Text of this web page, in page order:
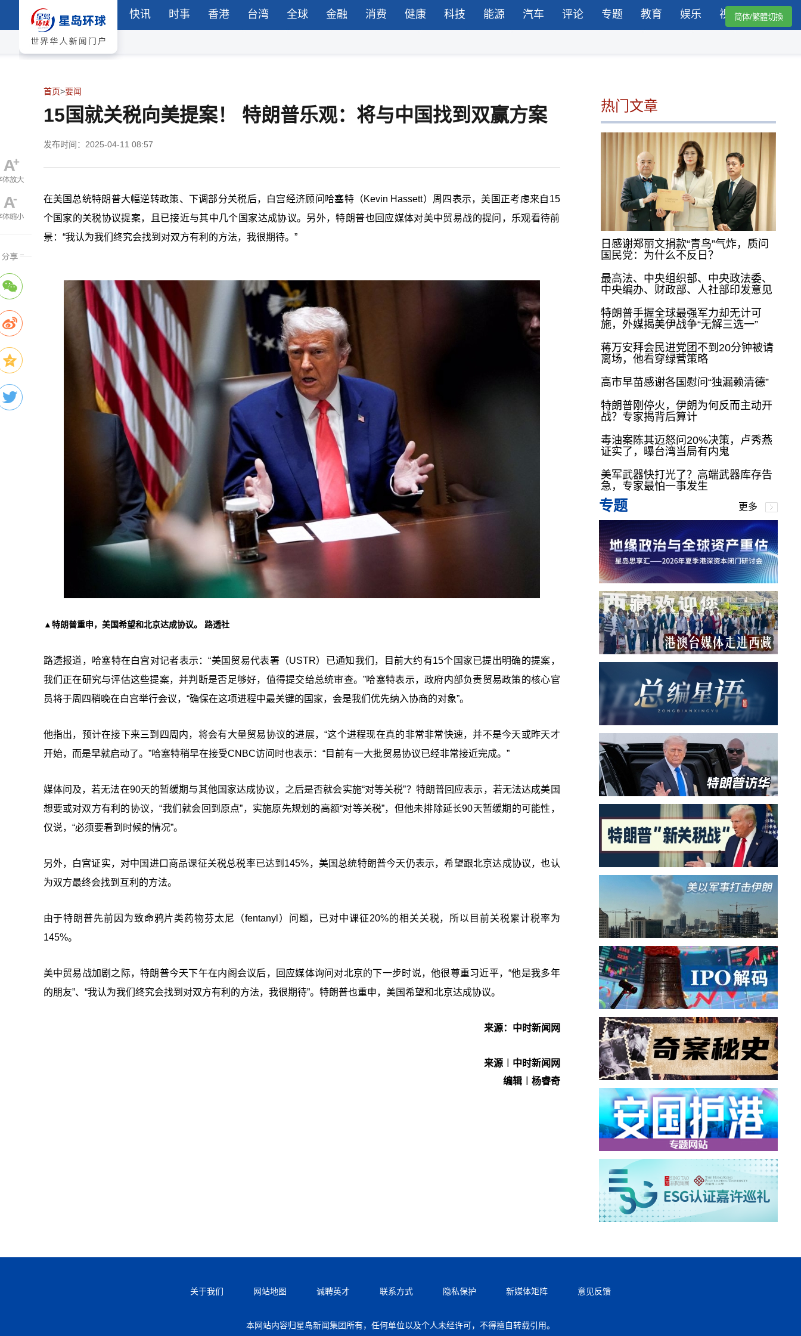
快讯 时事 香港 台湾 全球 金融 消费 健康 科技 能源 汽车 评论 专题 教育 娱乐 视频简体/繁體切換
首页>要闻
15国就关税向美提案！ 特朗普乐观：将与中国找到双赢方案
发布时间：2025-04-11 08:57
在美国总统特朗普大幅逆转政策、下调部分关税后，白宫经济顾问哈塞特（Kevin Hassett）周四表示，美国正考虑来自15
个国家的关税协议提案，且已接近与其中几个国家达成协议。另外，特朗普也回应媒体对美中贸易战的提问，乐观看待前
景：“我认为我们终究会找到对双方有利的方法，我很期待。”
▲ 特朗普重申，美国希望和北京达成协议。 路透社
路透报道，哈塞特在白宫对记者表示：“美国贸易代表署（USTR）已通知我们，目前大约有15个国家已提出明确的提案，
我们正在研究与评估这些提案，并判断是否足够好，值得提交给总统审查。”哈塞特表示，政府内部负责贸易政策的核心官
员将于周四稍晚在白宫举行会议，“确保在这项进程中最关键的国家，会是我们优先纳入协商的对象”。
他指出，预计在接下来三到四周内，将会有大量贸易协议的进展，“这个进程现在真的非常非常快速，并不是今天或昨天才
开始，而是早就启动了。”哈塞特稍早在接受CNBC访问时也表示：“目前有一大批贸易协议已经非常接近完成。”
媒体问及，若无法在90天的暂缓期与其他国家达成协议，之后是否就会实施“对等关税”？特朗普回应表示，若无法达成美国
想要或对双方有利的协议，“我们就会回到原点”，实施原先规划的高额“对等关税”，但他未排除延长90天暂缓期的可能性，
仅说，“必须要看到时候的情况”。
另外，白宫证实，对中国进口商品课征关税总税率已达到145%，美国总统特朗普今天仍表示，希望跟北京达成协议，也认
为双方最终会找到互利的方法。
由于特朗普先前因为致命鸦片类药物芬太尼（fentanyl）问题，已对中课征20%的相关关税，所以目前关税累计税率为
145%。
美中贸易战加剧之际，特朗普今天下午在内阁会议后，回应媒体询问对北京的下一步时说，他很尊重习近平，“他是我多年
的朋友”、“我认为我们终究会找到对双方有利的方法，我很期待”。特朗普也重申，美国希望和北京达成协议。
来源：中时新闻网
来源︱中时新闻网
编辑︱杨睿奇
热门文章
日感谢郑丽文捐款“青鸟”气炸，质问
国民党：为什么不反日？
最高法、中央组织部、中央政法委、
中央编办、财政部、人社部印发意见
特朗普手握全球最强军力却无计可
施，外媒揭美伊战争“无解三选一”
蒋万安拜会民进党团不到20分钟被请
离场，他看穿绿营策略
高市早苗感谢各国慰问“独漏赖清德”
特朗普刚停火，伊朗为何反而主动开
战？专家揭背后算计
毒油案陈其迈怒问20%决策，卢秀燕
证实了，曝台湾当局有内鬼
美军武器快打光了？高端武器库存告
急，专家最怕一事发生
专题 更多
关于我们 网站地图 诚聘英才 联系方式 隐私保护 新媒体矩阵 意见反馈
本网站内容归星岛新闻集团所有，任何单位以及个人未经许可，不得擅自转载引用。